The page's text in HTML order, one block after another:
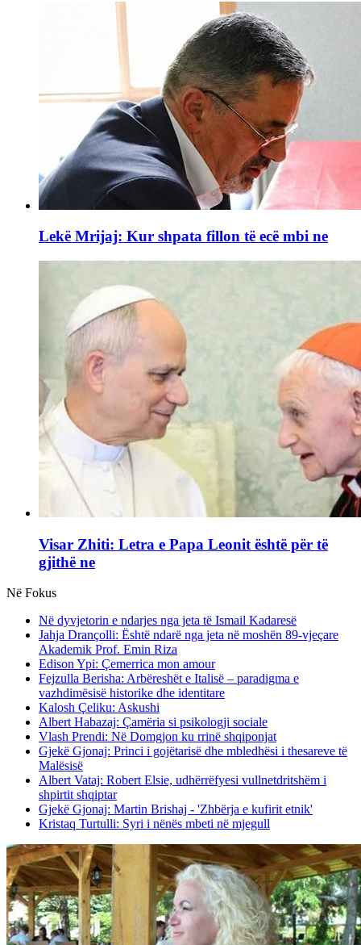
Lekë Mrijaj: Kur shpata fillon të ecë mbi ne
Visar Zhiti: Letra e Papa Leonit është për të
gjithë ne
Në Fokus
Në dyvjetorin e ndarjes nga jeta të Ismail Kadaresë
Jahja Drançolli: Është ndarë nga jeta në moshën 89-vjeçare
Akademik Prof. Emin Riza
Edison Ypi: Çemerrica mon amour
Fejzulla Berisha: Arbëreshët e Italisë – paradigma e
vazhdimësisë historike dhe identitare
Kalosh Çeliku: Askushi
Albert Habazaj: Çamëria si psikologji sociale
Vlash Prendi: Në Domgjon ku rrinë shqiponjat
Gjekë Gjonaj: Princi i gojëtarisë dhe mbledhësi i thesareve të
Malësisë
Albert Vataj: Robert Elsie, udhërrëfyesi vullnetdritshëm i
shpirtit shqiptar
Gjekë Gjonaj: Martin Brishaj - 'Zhbërja e kufirit etnik'
Kristaq Turtulli: Syri i nënës mbeti në mjegull